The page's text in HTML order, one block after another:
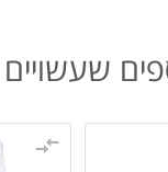
שעשויים